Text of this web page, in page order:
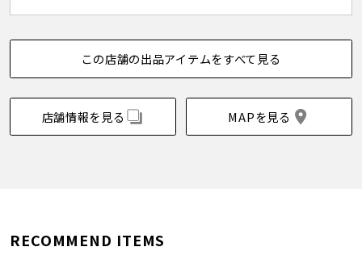
この店舗の出品アイテムをすべて見る
店舗情報を見る MAPを見る
RECOMMEND ITEMS